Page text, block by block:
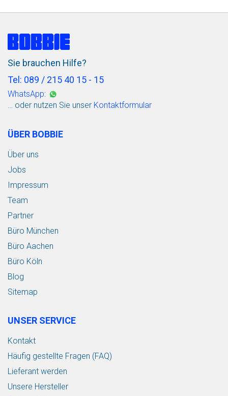
Sie brauchen Hilfe?
Tel: 089 / 215 40 15 - 15
WhatsApp:
… oder nutzen Sie unser Kontaktformular
ÜBER BOBBIE
Über uns
Jobs
Impressum
Team
Partner
Büro München
Büro Aachen
Büro Köln
Blog
Sitemap
UNSER SERVICE
Kontakt
Häufig gestellte Fragen (FAQ)
Lieferant werden
Unsere Hersteller